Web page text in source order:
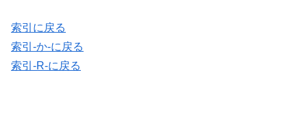
索引に戻る
索引-か-に戻る
索引-R-に戻る